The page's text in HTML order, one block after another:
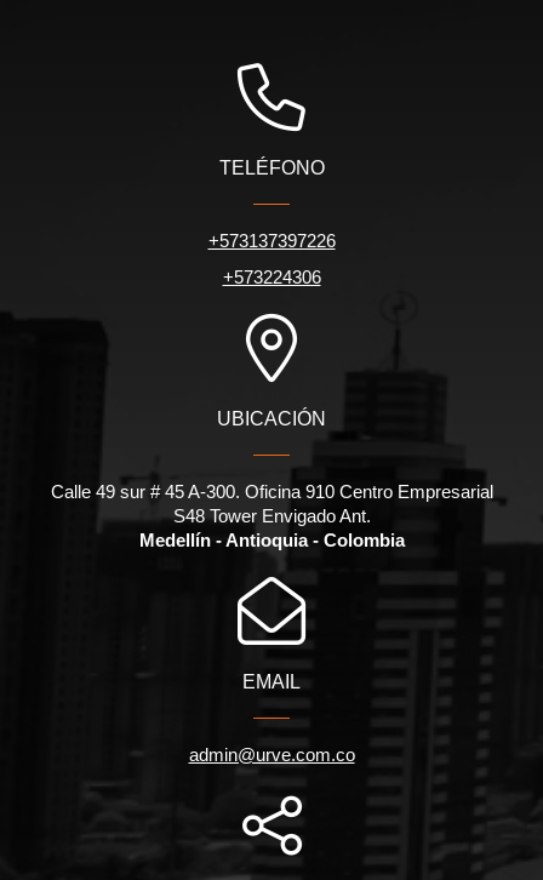
TELÉFONO
+573137397226
+573224306
UBICACIÓN
Calle 49 sur # 45 A-300. Oficina 910 Centro Empresarial
S48 Tower Envigado Ant.
Medellín - Antioquia - Colombia
EMAIL
admin@urve.com.co